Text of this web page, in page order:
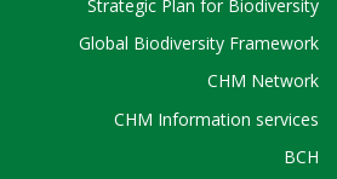
Strategic Plan for Biodiversity
Global Biodiversity Framework
CHM Network
CHM Information services
BCH